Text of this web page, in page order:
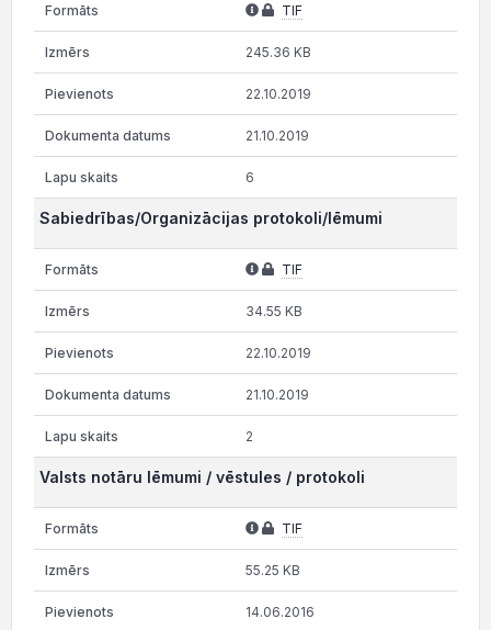
TIF
245.36 KB
22.10.2019
21.10.2019
6
Sabiedrības/Organizācijas protokoli/lēmumi
TIF
34.55 KB
22.10.2019
21.10.2019
2
Valsts notāru lēmumi / vēstules / protokoli
TIF
55.25 KB
14.06.2016